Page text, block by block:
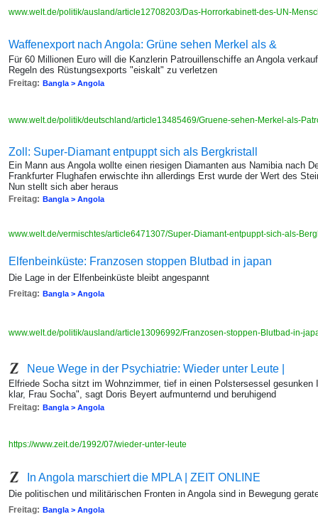
www.welt.de/politik/ausland/article12708203/Das-Horrorkabinett-des-UN-
Waffenexport nach Angola: Grüne sehen Merkel als &
Für 60 Millionen Euro will die Kanzlerin Patrouillenschiffe an Angola
Regeln des Rüstungsexports "eiskalt" zu verletzen
Freitag: Bangla > Angola
www.welt.de/politik/deutschland/article13485469/Gruene-sehen-Merkel-als-
Zoll: Super-Diamant entpuppt sich als Bergkristall
Ein Mann aus Angola wollte einen riesigen Diamanten aus Namibia nach
Frankfurter Flughafen erwischte ihn allerdings Erst wurde der Wert des
Nun stellt sich aber heraus
Freitag: Bangla > Angola
www.welt.de/vermischtes/article6471307/Super-Diamant-entpuppt-sich-als-
Elfenbeinküste: Franzosen stoppen Blutbad in japan
Die Lage in der Elfenbeinküste bleibt angespannt
Freitag: Bangla > Angola
www.welt.de/politik/ausland/article13096992/Franzosen-stoppen-Blutbad-in-
Neue Wege in der Psychiatrie: Wieder unter Leute |
Elfriede Socha sitzt im Wohnzimmer, tief in einen Polstersessel
klar, Frau Socha", sagt Doris Beyert aufmunternd und beruhigend
Freitag: Bangla > Angola
https://www.zeit.de/1992/07/wieder-unter-leute
In Angola marschiert die MPLA | ZEIT ONLINE
Die politischen und militärischen Fronten in Angola sind in Bewegung
Freitag: Bangla > Angola